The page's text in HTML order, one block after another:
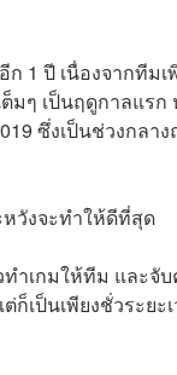
1 ปี เนื่องจากทีม
เป็นฤดูกาลแรก ห
ซึ่งเป็นช่วงกล
วังจะทำให้ดีที่สุด
เกมให้ทีม และจั
เป็นเพียงชั่วระย